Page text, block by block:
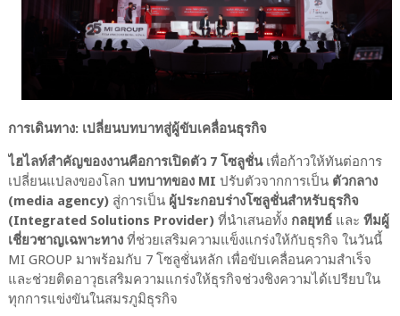
การเดินทาง: เปลี่ยนบทบาทสู่ผู้ขับเคลื่อนธุรกิจ
ไฮไลท์สำคัญของงานคือการเปิดตัว 7 โซลูชั่นเพื่อก้าวให้ทันต่อการ
เปลี่ยนแปลงของโลก บทบาทของ MI ปรับตัวจากการเป็น ตัวกลาง
(media agency)สู่การเป็น ผู้ประกอบร่างโซลูชั่นสำหรับธุรกิจ
(Integrated Solutions Provider)ที่นำเสนอทั้ง กลยุทธ์และ ทีมผู้
เชี่ยวชาญเฉพาะทาง ที่ช่วยเสริมความแข็งแกร่งให้กับธุรกิจ ในวันนี้
MI GROUP มาพร้อมกับ 7 โซลูชั่นหลัก เพื่อขับเคลื่อนความสำเร็จ
และช่วยติดอาวุธเสริมความแกร่งให้ธุรกิจช่วงชิงความได้เปรียบใน
ทุกการแข่งขันในสมรภูมิธุรกิจ